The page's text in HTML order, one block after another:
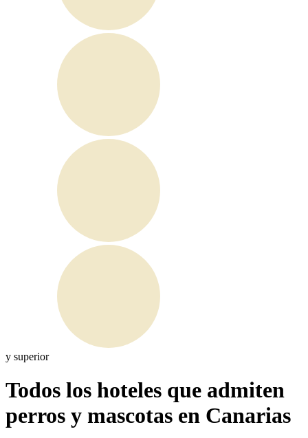
y superior
Todos los hoteles que admiten
perros y mascotas en Canarias